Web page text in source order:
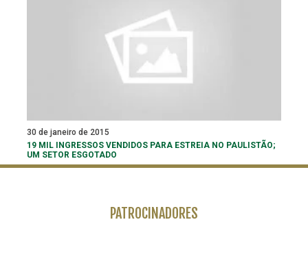
30 de janeiro de 2015
19 MIL INGRESSOS VENDIDOS PARA ESTREIA NO PAULISTÃO;
UM SETOR ESGOTADO
PATROCINADORES